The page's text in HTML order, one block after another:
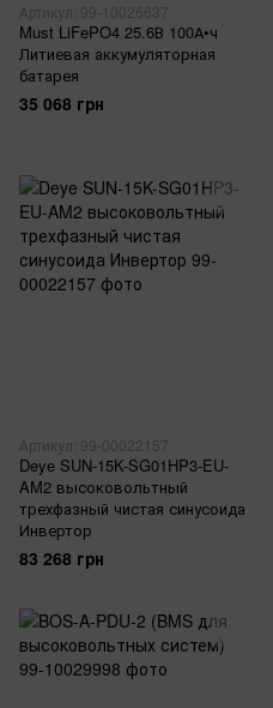
Артикул: 99-10026637
Must LiFePO4 25.6В 100А•ч
Литиевая аккумуляторная
батарея
35 068 грн
Артикул: 99-00022157
Deye SUN-15K-SG01HP3-EU-
AM2 высоковольтный
трехфазный чистая синусоида
Инвертор
83 268 грн